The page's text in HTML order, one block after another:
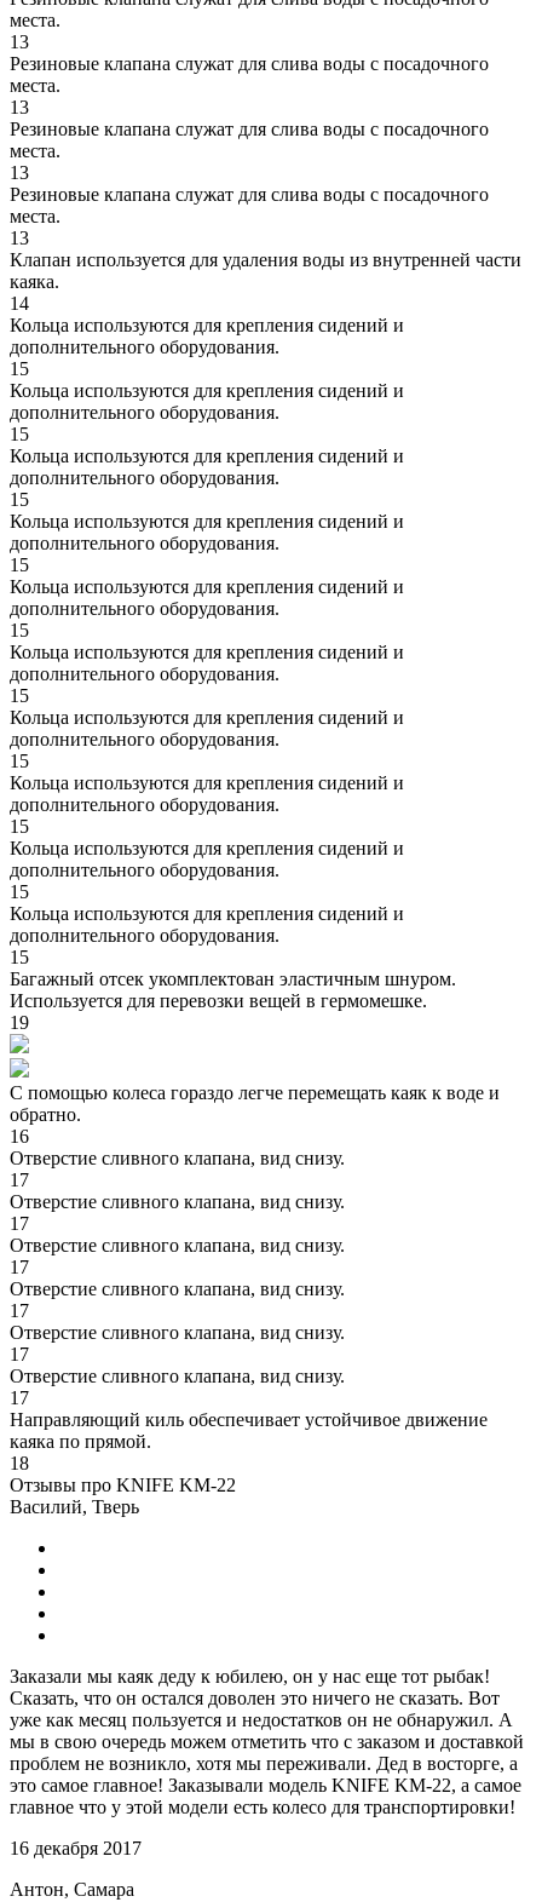
места.
13
Резиновые клапана служат для слива воды с посадочного
места.
13
Резиновые клапана служат для слива воды с посадочного
места.
13
Резиновые клапана служат для слива воды с посадочного
места.
13
Клапан используется для удаления воды из внутренней части
каяка.
14
Кольца используются для крепления сидений и
дополнительного оборудования.
15
Кольца используются для крепления сидений и
дополнительного оборудования.
15
Кольца используются для крепления сидений и
дополнительного оборудования.
15
Кольца используются для крепления сидений и
дополнительного оборудования.
15
Кольца используются для крепления сидений и
дополнительного оборудования.
15
Кольца используются для крепления сидений и
дополнительного оборудования.
15
Кольца используются для крепления сидений и
дополнительного оборудования.
15
Кольца используются для крепления сидений и
дополнительного оборудования.
15
Кольца используются для крепления сидений и
дополнительного оборудования.
15
Кольца используются для крепления сидений и
дополнительного оборудования.
15
Багажный отсек укомплектован эластичным шнуром.
Используется для перевозки вещей в гермомешке.
19
С помощью колеса гораздо легче перемещать каяк к воде и
обратно.
16
Отверстие сливного клапана, вид снизу.
17
Отверстие сливного клапана, вид снизу.
17
Отверстие сливного клапана, вид снизу.
17
Отверстие сливного клапана, вид снизу.
17
Отверстие сливного клапана, вид снизу.
17
Отверстие сливного клапана, вид снизу.
17
Направляющий киль обеспечивает устойчивое движение
каяка по прямой.
18
Отзывы про KNIFE KM-22
Василий, Тверь
Заказали мы каяк деду к юбилею, он у нас еще тот рыбак!
Сказать, что он остался доволен это ничего не сказать. Вот
уже как месяц пользуется и недостатков он не обнаружил. А
мы в свою очередь можем отметить что с заказом и доставкой
проблем не возникло, хотя мы переживали. Дед в восторге, а
это самое главное! Заказывали модель KNIFE KM-22, а самое
главное что у этой модели есть колесо для транспортировки!
16 декабря 2017
Антон, Самара